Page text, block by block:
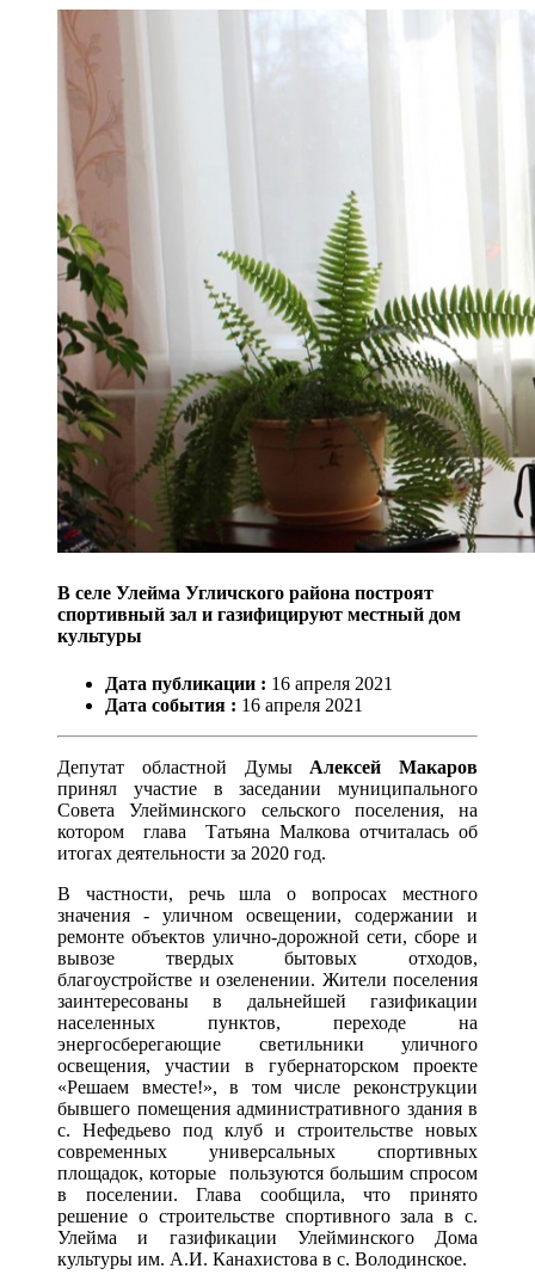
В селе Улейма Угличского района построят
спортивный зал и газифицируют местный дом
культуры
Дата публикации : 16 апреля 2021
Дата события : 16 апреля 2021
Депутат областной ДумыАлексей Макаров
принял участие в заседании муниципального
Совета Улейминского сельского поселения, на
котором глава Татьяна Малкова отчиталась об
итогах деятельности за 2020 год.
В частности, речь шла о вопросах местного
значения - уличном освещении, содержании и
ремонте объектов улично-дорожной сети, сборе и
вывозе твердых бытовых отходов,
благоустройстве и озеленении. Жители поселения
заинтересованы в дальнейшей газификации
населенных пунктов, переходе на
энергосберегающие светильники уличного
освещения, участии в губернаторском проекте
«Решаем вместе!», в том числе реконструкции
бывшего помещения административного здания в
с. Нефедьево под клуб и строительстве новых
современных универсальных спортивных
площадок, которые пользуются большим спросом
в поселении. Глава сообщила, что принято
решение о строительстве спортивного зала в с.
Улейма и газификации Улейминского Дома
культуры им. А.И. Канахистова в с. Володинское.